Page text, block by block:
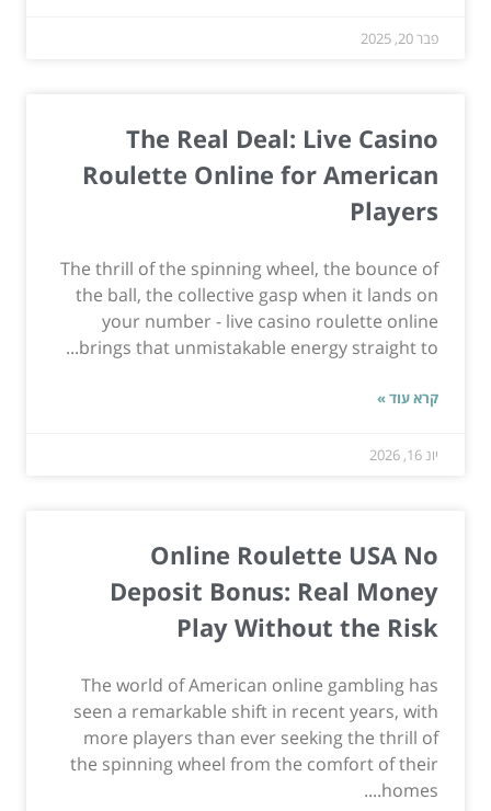
פבר 20, 2025
The Real Deal: Live Casino
Roulette Online for American
Players
The thrill of the spinning wheel, the bounce of
the ball, the collective gasp when it lands on
your number - live casino roulette online
brings that unmistakable energy straight to...
קרא עוד »
יונ 16, 2026
Online Roulette USA No
Deposit Bonus: Real Money
Play Without the Risk
The world of American online gambling has
seen a remarkable shift in recent years, with
more players than ever seeking the thrill of
the spinning wheel from the comfort of their
homes....